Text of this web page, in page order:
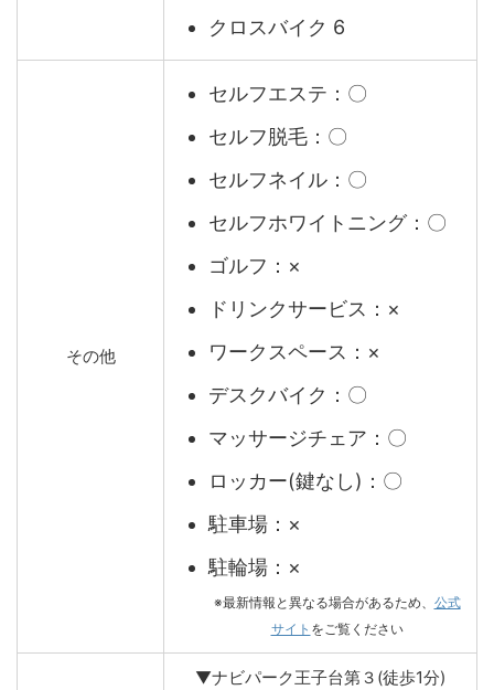
クロスバイク 6
その他
セルフエステ：〇
セルフ脱毛：〇
セルフネイル：〇
セルフホワイトニング：〇
ゴルフ：×
ドリンクサービス：×
ワークスペース：×
デスクバイク：〇
マッサージチェア：〇
ロッカー(鍵なし)：〇
駐車場：×
駐輪場：×
※最新情報と異なる場合があるため、 公式
サイト をご覧ください
▼ナビパーク王子台第３(徒歩1分)